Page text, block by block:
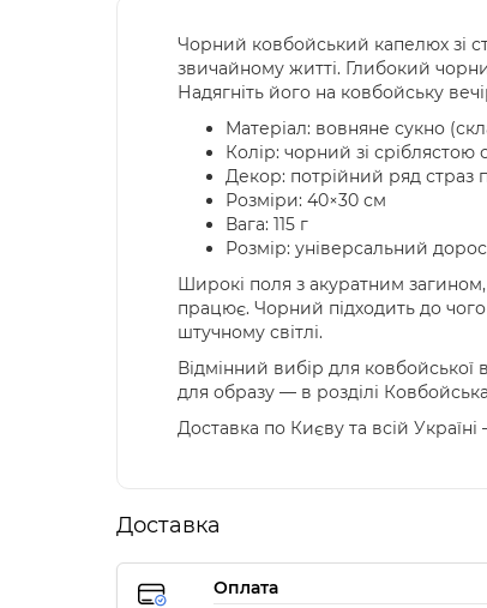
Чорний ковбойський капелюх зі
звичайному житті. Глибокий
Надягніть його на ковбойську
Матеріал: вовняне сукно
Колір: чорний зі сріблястою
Декор: потрійний ряд страз
Розміри: 40×30 см
Вага: 115 г
Розмір: універсальний
Широкі поля з акуратним
працює. Чорний підходить до
штучному світлі.
Відмінний вибір для ковбойської
для образу — в розділі
Доставка по Києву та всій
Доставка
Оплата